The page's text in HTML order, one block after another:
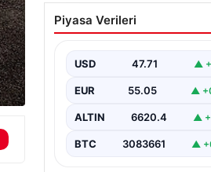
Veli Ağbaba’nın
Hür Ağbaba
Piyasa Verileri
USD 47.71 ▲
EUR 55.05 ▲
ALTIN 6620.4 ▲
BTC 3083661 ▲